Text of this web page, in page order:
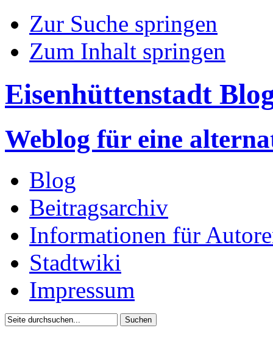
Zur Suche springen
Zum Inhalt springen
Eisenhüttenstadt
Weblog für eine
Blog
Beitragsarchiv
Informationen für
Stadtwiki
Impressum